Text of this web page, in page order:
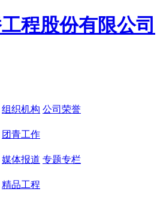
组织机构 公司荣誉
团青工作
媒体报道 专题专栏
精品工程